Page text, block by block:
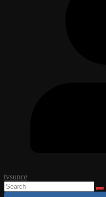
tvsunce